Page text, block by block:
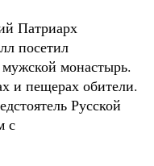
Патриарх
посетил
монастырь.
и пещерах обители.
Русской
с